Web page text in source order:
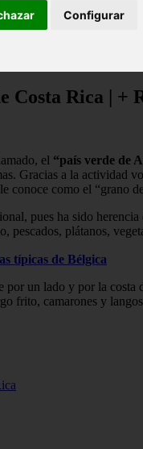
Configurar
Costa Rica | +
el “país verde de
Gracias a la actividad
conoce como el “grano
pues ha sido herencia
pescados, plátanos,
típicas de Bélgica
por un lado y por la
frito, camarones y